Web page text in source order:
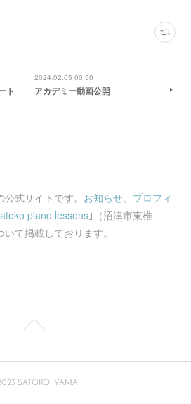
ト
2024.02.05 00:50
アカデミー動画公開
式サイトです。 お知らせ
プロフィ
piano lessons ｣（沼津市東椎
いて掲載しております。
SATOKO IYAMA